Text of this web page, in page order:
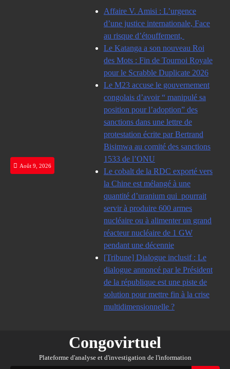
Août 9, 2026
Affaire V. Amisi : L’urgence
d’une justice internationale, Face
au risque d’étouffement,
Le Katanga a son nouveau Roi
des Mots : Fin de Tournoi Royale
pour le Scrabble Duplicate 2026
Le M23 accuse le gouvernement
congolais d’avoir “ manipulé sa
position pour l’adoption” des
sanctions dans une lettre de
protestation écrite par Bertrand
Bisimwa au comité des sanctions
1533 de l’ONU
Le cobalt de la RDC exporté vers
la Chine est mélangé à une
quantité d’uranium qui pourrait
servir à produire 600 armes
nucléaire ou à alimenter un grand
réacteur nucléaire de 1 GW
pendant une décennie
[Tribune] Dialogue inclusif : Le
dialogue annoncé par le Président
de la république est une piste de
solution pour mettre fin à la crise
multidimensionnelle ?
Congovirtuel
Plateforme d'analyse et d'investigation de l'information